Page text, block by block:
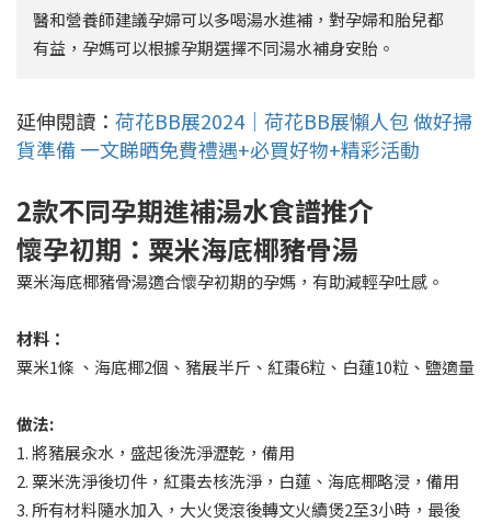
醫和營養師建議孕婦可以多喝湯水進補，對孕婦和胎兒都
有益，孕媽可以根據孕期選擇不同湯水補身安貽。
延伸閱讀： 荷花BB展2024｜荷花BB展懶人包 做好掃
貨準備 一文睇晒免費禮遇+必買好物+精彩活動
2款不同孕期進補湯水食譜推介
懷孕初期：粟米海底椰豬骨湯
粟米海底椰豬骨湯適合懷孕初期的孕媽，有助減輕孕吐感。
材料：
粟米1條 、海底椰2個、豬展半斤、紅棗6粒、白蓮10粒、鹽適量
做法:
1. 將豬展汆水，盛起後洗淨瀝乾，備用
2. 粟米洗淨後切件，紅棗去核洗淨，白蓮、海底椰略浸，備用
3. 所有材料隨水加入，大火煲滾後轉文火續煲2至3小時，最後